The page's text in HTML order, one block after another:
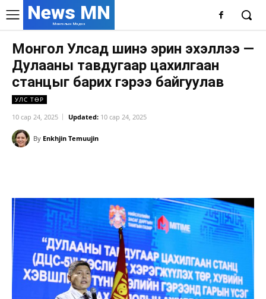
News MN
Монголын Мэдээ
Монгол Улсад шинэ эрин эхэллээ —
Дулааны тавдугаар цахилгаан
станцыг барих гэрээ байгуулав
УЛС ТӨР
10 сар 24, 2025 Updated: 10 сар 24, 2025
By Enkhjin Temuujin